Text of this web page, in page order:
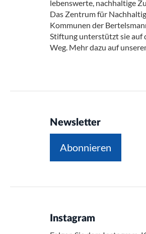
lebenswerte, nachhaltige
Das Zentrum für
Kommunen der
Stiftung unterstützt sie auf
Weg. Mehr dazu auf
Newsletter
Abonnieren
Instagram